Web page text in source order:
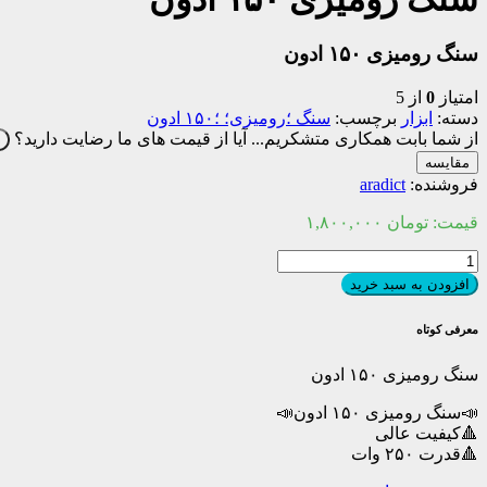
سنگ رومیزی ۱۵۰ ادون
امتیاز 0 از 5
دسته: ابزار برچسب: سنگ ؛رومیزی؛ ؛۱۵۰ ادون
از شما بابت همکاری متشکریم... آیا از قیمت های ما رضایت دارید؟
مقایسه
فروشنده: aradict
قیمت: تومان
سنگ
رومیزی
۱۵۰
ادون
عدد
افزودن به سبد خرید
معرفی کوتاه
سنگ رومیزی ۱۵۰ ادون
📣سنگ رومیزی ۱۵۰ ادون📣
🔺کیفیت عالی
🔺قدرت ۲۵۰ وات